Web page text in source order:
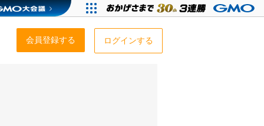
会員登録する ログインする